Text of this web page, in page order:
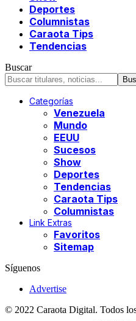
Deportes
Columnistas
Caraota Tips
Tendencias
Buscar
Categorías
Venezuela
Mundo
EEUU
Sucesos
Show
Deportes
Tendencias
Caraota Tips
Columnistas
Link Extras
Favoritos
Sitemap
Síguenos
Advertise
© 2022 Caraota Digital. Todos